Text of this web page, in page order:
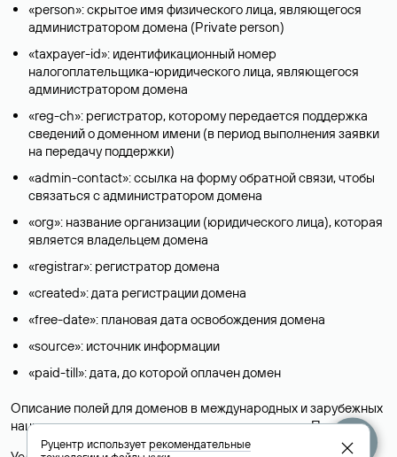
«person»: скрытое имя физического лица, являющегося
администратором домена (Privatе person)
«taxpayer-id»: идентификационный номер
налогоплательщика-юридического лица, являющегося
администратором домена
«reg-ch»: регистратор, которому передается поддержка
сведений о доменном имени (в период выполнения заявки
на передачу поддержки)
«admin-contact»: ссылка на форму обратной связи, чтобы
связаться с администратором домена
«org»: название организации (юридического лица), которая
является владельцем домена
«registrar»: регистратор домена
«created»: дата регистрации домена
«free-date»: плановая дата освобождения домена
«source»: источник информации
«paid-till»: дата, до которой оплачен домен
Описание полей для доменов в международных и зарубежных
национальных доменах представлены в разделе «Помощь».
Руцентр используетрекомендательные